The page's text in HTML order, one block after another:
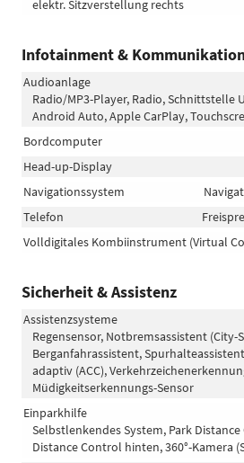
elektr. Sitzverstellung rechts
Infotainment &
Audioanlage
Radio/MP3-Player, Radio, Schnittstelle
Android Auto, Apple CarPlay,
Bordcomputer
Head-up-Display
Navigationssystem
Telefon
Volldigitales Kombiinstrument (Virtual
Sicherheit & Assistenz
Assistenzsysteme
Regensensor, Notbremsassistent (City-
Berganfahrassistent,
adaptiv (ACC),
Müdigkeitserkennungs-Sensor
Einparkhilfe
Selbstlenkendes System, Park
Distance Control hinten, 360°-Kamera